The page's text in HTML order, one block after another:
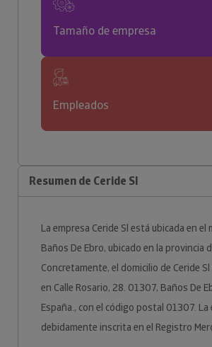
Tamaño de empresa
Empleados
Resumen de Ceride Sl
La empresa Ceride Sl está ubicada en el
Baños De Ebro, ubicado en la provincia
Concretamente, el domicilio de Ceride
en Calle Rosario, 28. 01307, Baños De
España., con el código postal 01307. La
debidamente inscrita en el Registro